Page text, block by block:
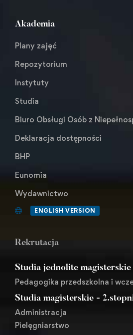
Akademia
Plany zajęć
Repozytorium
Instytuty
Studia
Biuro Obsługi Osób z
Deklaracja dostępności
BHP
Eunomia
Wydawnictwo
ENGLISH VERSION
Rekrutacja
Studia jednolite magisterskie
Pedagogika przedszkolna i
Studia magisterskie -
Administracja
Pielęgniarstwo